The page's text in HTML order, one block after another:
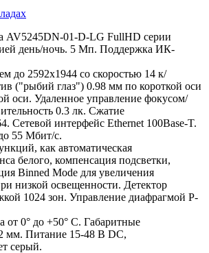
AV5245DN-01-D-LG FullHD серии
день/ночь. 5 Мп. Поддержка ИК-
до 2592x1944 со скоростью 14 к/
("рыбий глаз") 0.98 мм по короткой оси
оси. Удаленное управление фокусом/
0.3 лк. Сжатие
Сетевой интерфейс Ethernet 100Base-T.
55 Мбит/с.
как автоматическая
белого, компенсация подсветки,
Binned Mode для увеличения
низкой освещенности. Детектор
1024 зон. Управление диафрагмой P-
от 0° до +50° С. Габаритные
мм. Питание 15-48 В DC,
серый.